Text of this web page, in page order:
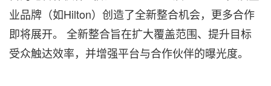
业品牌（如Hilton）创造了全新整合机会，更多合作
即将展开。 全新整合旨在扩大覆盖范围、提升目标
受众触达效率，并增强平台与合作伙伴的曝光度。